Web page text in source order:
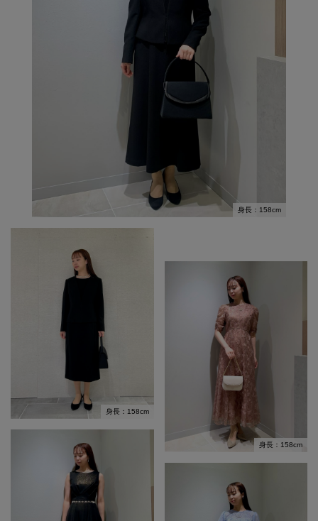
身長：158cm
身長：158cm
身長：158cm